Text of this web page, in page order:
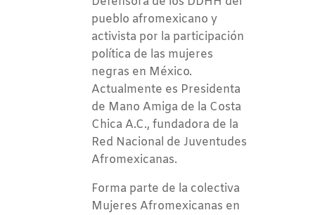
pueblo afromexicano y
activista por la participación
política de las mujeres
negras en México.
Actualmente es Presidenta
de Mano Amiga de la Costa
Chica A.C., fundadora de la
Red Nacional de Juventudes
Afromexicanas.
Forma parte de la colectiva
Mujeres Afromexicanas en